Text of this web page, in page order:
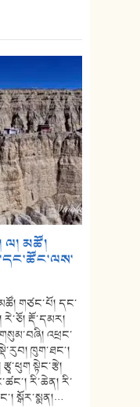
ལ། མཚོ།
གཙང་པོ། དང་
རྡོ་དམར།
འཕྲང་
ཁུག་ཐང་།
རྩྭ་ཕུག སྟེང་རྩེ།
རི་ཆེན། རི་
སྒོར་སྨན།…